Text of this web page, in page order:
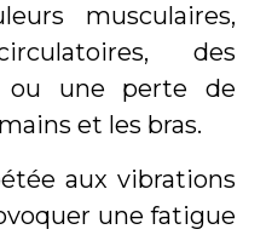
musculaires,
des
ou une perte de
et les bras.
aux vibrations
une fatigue